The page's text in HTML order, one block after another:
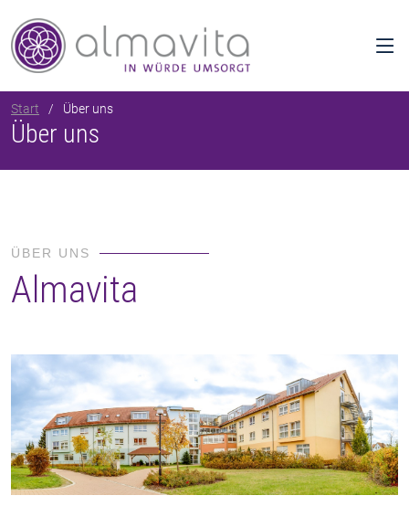
Start Über uns
Über uns
ÜBER UNS
Almavita